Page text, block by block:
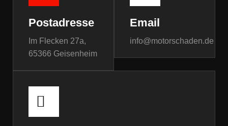
Postadresse
Im Flecken 27a,
65366 Geisenheim
Email
info@motorschaden.de